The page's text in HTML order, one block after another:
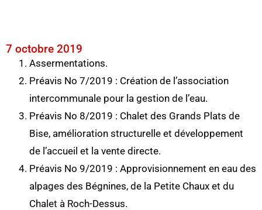
7 octobre 2019
Assermentations.
Préavis No 7/2019 : Création de l’association
intercommunale pour la gestion de l’eau.
Préavis No 8/2019 : Chalet des Grands Plats de
Bise, amélioration structurelle et développement
de l’accueil et la vente directe.
Préavis No 9/2019 : Approvisionnement en eau des
alpages des Bégnines, de la Petite Chaux et du
Chalet à Roch-Dessus.